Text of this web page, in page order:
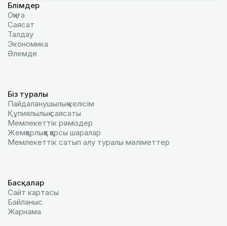
Бөлімдер
Оқиға
Саясат
Талдау
Экономика
Әлемде
Біз туралы
Пайдаланушылық келiciм
Құпиялылық саясаты
Мемлекеттік рәміздер
Жемқорлыққа қарсы шаралар
Мемлекеттік сатып алу туралы мәлiметтер
Басқалар
Сайт картасы
Байланыс
Жарнама